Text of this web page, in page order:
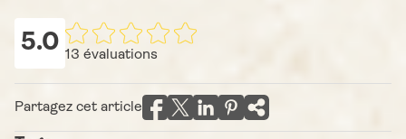
5.0 13 évaluations
Partagez cet article